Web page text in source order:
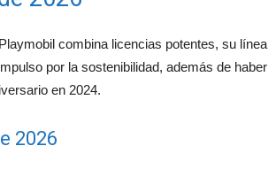
combina licencias potentes, su línea
por la sostenibilidad, además de haber
en 2024.
2026